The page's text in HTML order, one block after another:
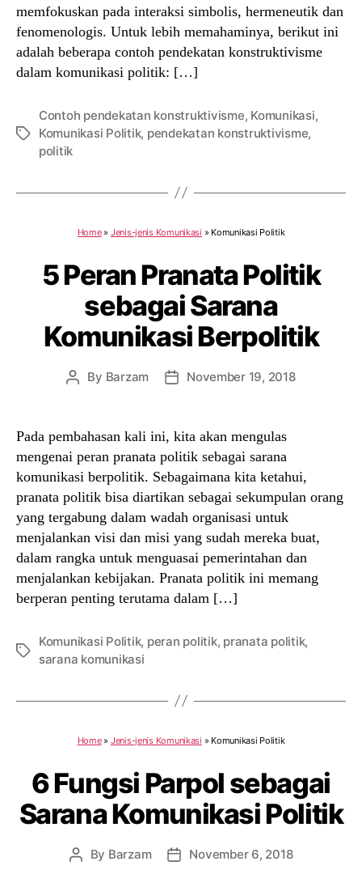
memfokuskan pada interaksi simbolis, hermeneutik dan
fenomenologis. Untuk lebih memahaminya, berikut ini
adalah beberapa contoh pendekatan konstruktivisme
dalam komunikasi politik: […]
Tags
Contoh pendekatan konstruktivisme, Komunikasi,
Komunikasi Politik, pendekatan konstruktivisme,
politik
Home» Jenis-jenis Komunikasi » Komunikasi Politik
5 Peran Pranata Politik
sebagai Sarana
Komunikasi Berpolitik
Post
By Barzam
PostNovember 19, 2018
Pada pembahasan kali ini, kita akan mengulas
mengenai peran pranata politik sebagai sarana
komunikasi berpolitik. Sebagaimana kita ketahui,
pranata politik bisa diartikan sebagai sekumpulan orang
yang tergabung dalam wadah organisasi untuk
menjalankan visi dan misi yang sudah mereka buat,
dalam rangka untuk menguasai pemerintahan dan
menjalankan kebijakan. Pranata politik ini memang
berperan penting terutama dalam […]
Tags
Komunikasi Politik, peran politik, pranata politik,
sarana komunikasi
Home» Jenis-jenis Komunikasi » Komunikasi Politik
6 Fungsi Parpol sebagai
Sarana Komunikasi Politik
Post
By Barzam
PostNovember 6, 2018